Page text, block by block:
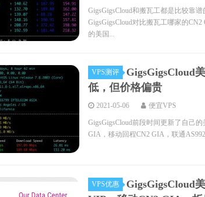
GigsGigsCloud和搬瓦工都是比较靠
GigsGigsCloud对比搬瓦工哪家的
的美国...
VPS测评
GigsGigsCloud
低，但价格偏贵
2021-05-06 便宜VPS
GigsGigsCloud前段时间更新了自己
GIA，移动回程CN2 GIA，联通
VPS优惠
GigsGigsCloud